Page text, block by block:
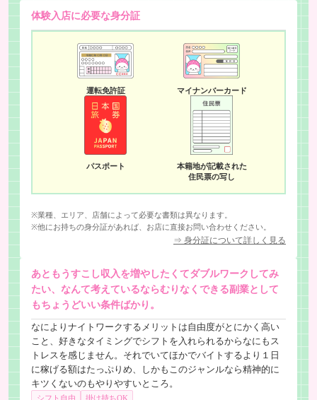
体験入店に必要な身分証
運転免許証 マイナンバーカード
パスポート
本籍地が記載された
住民票の写し
※業種、エリア、店舗によって必要な書類は異なります。
※他にお持ちの身分証があれば、お店に直接お問い合わせください。
⇒ 身分証について詳しく見る
あともうすこし収入を増やしたくてダブルワークしてみ
たい、なんて考えているならむりなくできる副業として
もちょうどいい条件ばかり。
なによりナイトワークするメリットは自由度がとにかく高い
こと、好きなタイミングでシフトを入れられるからなにもス
トレスを感じません。それでいてほかでバイトするより１日
に稼げる額はたっぷりめ、しかもこのジャンルなら精神的に
キツくないのもやりやすいところ。
シフト自由 掛け持ちOK